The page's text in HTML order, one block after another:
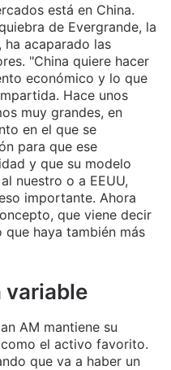
está en China.
de Evergrande, la
ha acaparado las
"China quiere hacer
económico y lo que
Hace unos
muy grandes, en
en el que se
para que ese
y que su modelo
nuestro o a EEUU,
importante. Ahora
que viene decir
haya también más
variable
AM mantiene su
el activo favorito.
que va a haber un